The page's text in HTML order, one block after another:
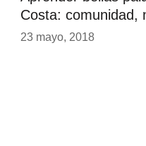
Costa: comunidad,
23 mayo, 2018